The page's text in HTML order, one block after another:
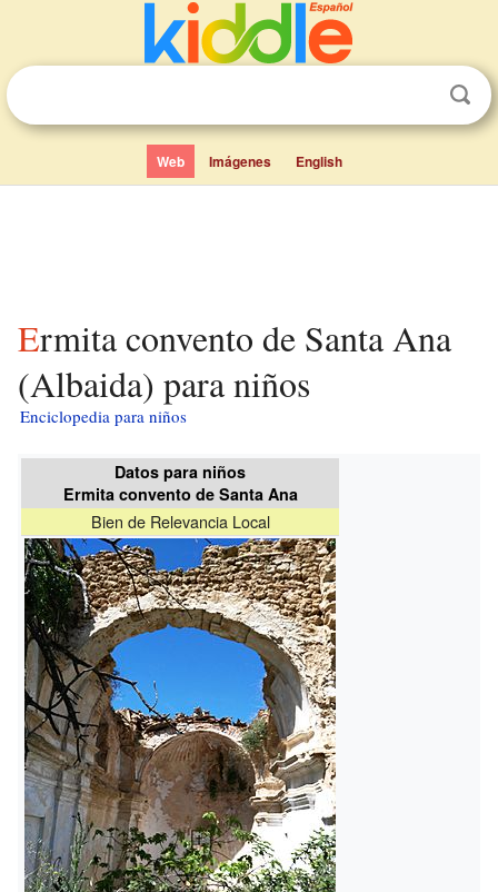
Web Imágenes English
Ermita convento de Santa Ana
(Albaida) para niños
Enciclopedia para niños
Datos para niños
Ermita convento de Santa Ana
Bien de Relevancia Local